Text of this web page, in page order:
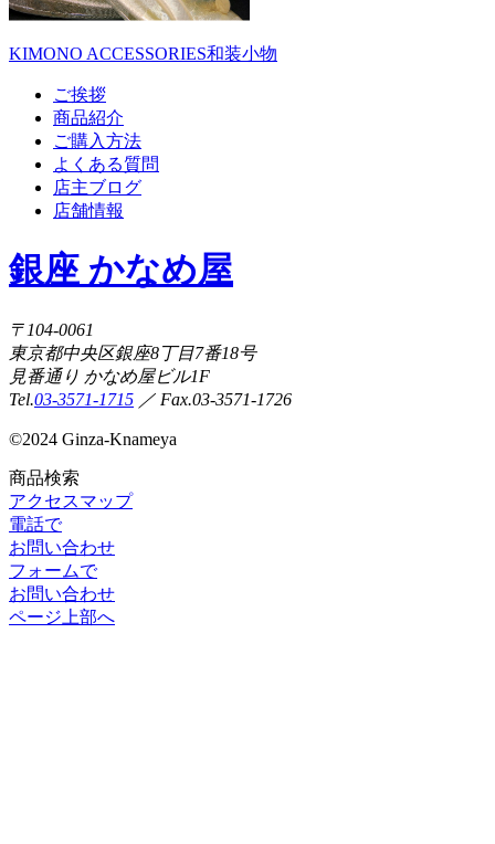
KIMONO ACCESSORIES和装小物
ご挨拶
商品紹介
ご購入方法
よくある質問
店主ブログ
店舗情報
銀座 かなめ屋
〒104-0061
東京都中央区銀座8丁目7番18号
見番通り かなめ屋ビル1F
Tel.03-3571-1715 ／ Fax.03-3571-1726
©2024 Ginza-Knameya
商品検索
アクセスマップ
電話で
お問い合わせ
フォームで
お問い合わせ
ページ上部へ